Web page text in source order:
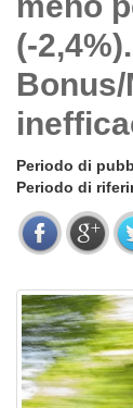
(-
Periodo di
Periodo di